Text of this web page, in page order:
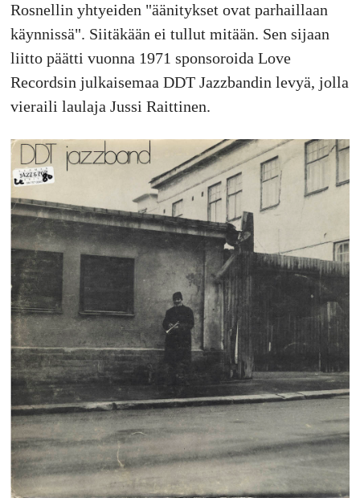
Rosnellin yhtyeiden "äänitykset ovat parhaillaan
käynnissä". Siitäkään ei tullut mitään. Sen sijaan
liitto päätti vuonna 1971 sponsoroida Love
Recordsin julkaisemaa DDT Jazzbandin levyä, jolla
vieraili laulaja Jussi Raittinen.